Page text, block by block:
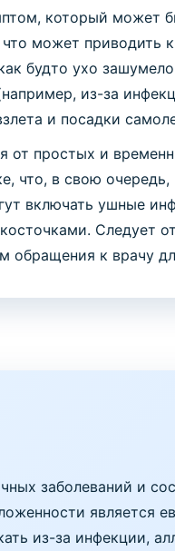
который может
что может
будто ухо
из-за
и посадки
простых и
что, в свою
включать ушные
Следует
к врачу
заболеваний и
является
из-за инфекции,